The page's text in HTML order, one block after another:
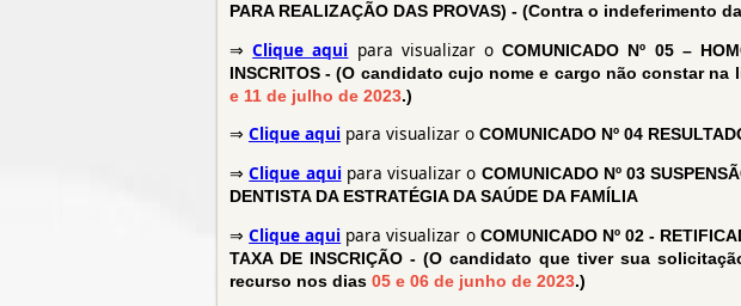
PARA REALIZAÇÃO DAS PROVAS) - (Contra o indeferimento
⇒Clique aqui para visualizar oCOMUNICADO Nº 05 –
INSCRITOS - (O candidato cujo nome e cargo não constar
e 11 de julho de 2023.)
⇒ Clique aqui para visualizar o COMUNICADO Nº 04
⇒Clique aqui para visualizar o COMUNICADO Nº 03
DENTISTA DA ESTRATÉGIA DA SAÚDE DA FAMÍLIA
⇒Clique aqui para visualizar o COMUNICADO Nº 02 -
TAXA DE INSCRIÇÃO- (O candidato que tiver sua
recurso nos dias 05 e 06 de junho de 2023.)